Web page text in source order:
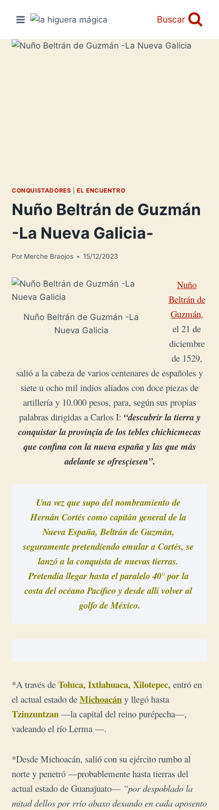
Buscar
CONQUISTADORES |EL ENCUENTRO
Nuño Beltrán de Guzmán
-La Nueva Galicia-
Por Merche Braojos 15/12/2023
Nuño Beltrán de Guzmán -La
Nueva Galicia
Nuño
Beltrán de
Guzmán,
el 21 de
diciembre
de 1529,
salió a la cabeza de varios centenares de españoles y
siete u ocho mil indios aliados con doce piezas de
artillería y 10.000 pesos, para, según sus propias
palabras dirigidas a Carlos I: “descubrir la tierra y
conquistar la provinçia de los tebles chichicmecas
que confina con la nueva españa y las que más
adelante se ofresçiesen”.
Una vez que supo del nombramiento de
Hernán Cortés como capitán general de la
Nueva España, Beltrán de Guzmán,
seguramente pretendiendo emular a Cortés, se
lanzó a la conquista de nuevas tierras.
Pretendía llegar hasta el paralelo 40° por la
costa del océano Pacífico y desde allí volver al
golfo de México.
*A través de Toluca, Ixtlahuaca, Xilotepec, entró en
el actual estado de Michoacán y llegó hasta
Tzinzuntzan —la capital del reino purépecha—,
vadeando el río Lerma —.
*Desde Michoacán, salió con su ejército rumbo al
norte y penetró —probablemente hasta tierras del
actual estado de Guanajuato— “por despoblado la
mitad dellos por rrío abaxo dexando en cada aposento